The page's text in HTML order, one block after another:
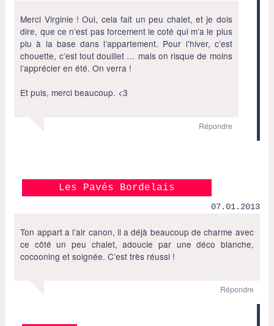
Merci Virginie ! Oui, cela fait un peu chalet, et je dois
dire, que ce n’est pas forcement le coté qui m’a le plus
plu à la base dans l’appartement. Pour l’hiver, c’est
chouette, c’est tout douillet … mais on risque de moins
l’apprécier en été. On verra !
Et puis, merci beaucoup. <3
Répondre
Les Pavés Bordelais
07.01.2013
Ton appart a l’air canon, il a déjà beaucoup de charme avec
ce côté un peu chalet, adoucie par une déco blanche,
cocooning et soignée. C’est très réussi !
Répondre